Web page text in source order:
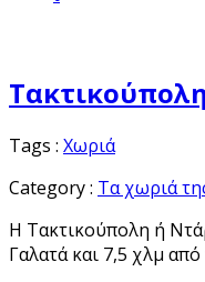
Τακτικούπολη
Tags : Χωριά
Category : Τα χωριά
Η Τακτικούπολη ή
Γαλατά και 7,5 χλμ